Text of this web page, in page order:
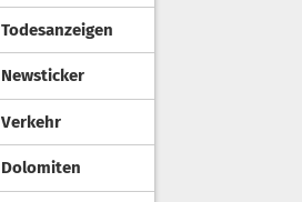
Todesanzeigen
Newsticker
Verkehr
Dolomiten